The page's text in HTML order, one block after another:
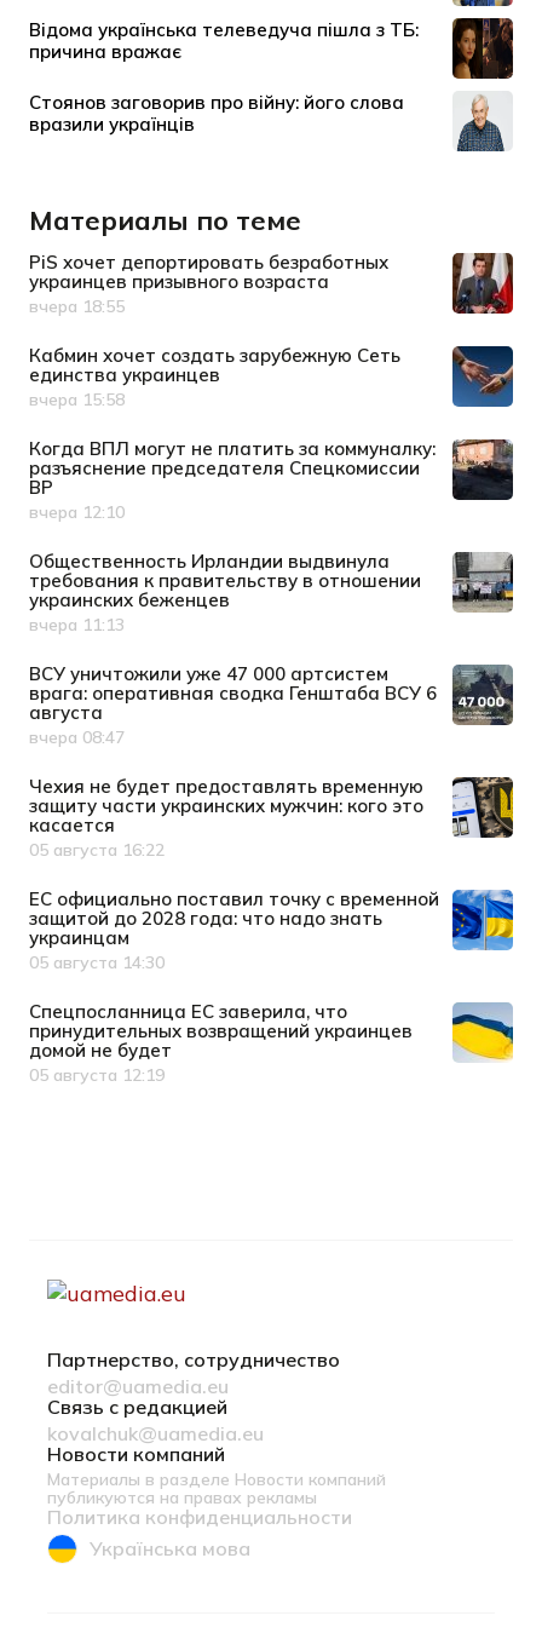
Материалы по теме
PiS хочет депортировать безработных
украинцев призывного возраста
Дата публикации
вчера 18:55
Кабмин хочет создать зарубежную Сеть
единства украинцев
Дата публикации
вчера 15:58
Когда ВПЛ могут не платить за коммуналку:
разъяснение председателя Спецкомиссии
ВР
Дата публикации
вчера 12:10
Общественность Ирландии выдвинула
требования к правительству в отношении
украинских беженцев
Дата публикации
вчера 11:13
ВСУ уничтожили уже 47 000 артсистем
врага: оперативная сводка Генштаба ВСУ 6
августа
Дата публикации
вчера 08:47
Чехия не будет предоставлять временную
защиту части украинских мужчин: кого это
касается
Дата публикации
05 августа 16:22
ЕС официально поставил точку с временной
защитой до 2028 года: что надо знать
украинцам
Дата публикации
05 августа 14:30
Спецпосланница ЕС заверила, что
принудительных возвращений украинцев
домой не будет
Дата публикации
05 августа 12:19
Партнерство, сотрудничество
editor@uamedia.eu
Связь с редакцией
kovalchuk@uamedia.eu
Новости компаний
Материалы в разделе Новости компаний
публикуются на правах рекламы
Политика конфиденциальности
Українська мова